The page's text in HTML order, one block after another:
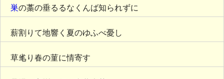
巣の藁の垂るるなくんば知られずに
薪割りて地響く夏のゆふべ憂し
草毟り春の菫に情寄す